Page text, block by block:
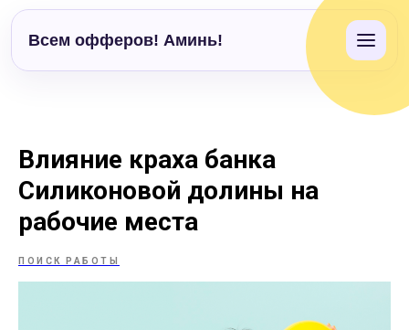
Всем офферов! Аминь!
Влияние краха банка
Силиконовой долины на
рабочие места
ПОИСК РАБОТЫ